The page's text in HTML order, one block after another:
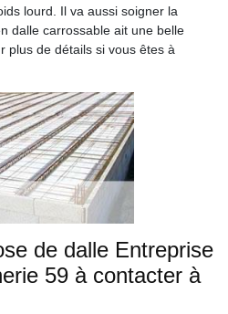
lourd. Il va aussi soigner la
dalle carrossable ait une belle
plus de détails si vous êtes à
de dalle Entreprise
59 à contacter à